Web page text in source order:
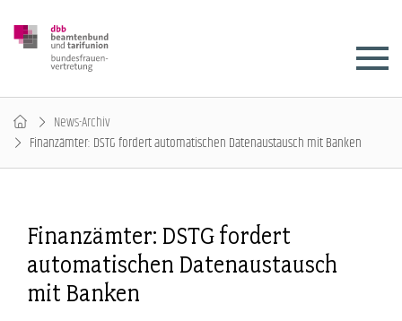
News-Archiv
Finanzämter: DSTG fordert automatischen Datenaustausch mit Banken
Finanzämter: DSTG fordert
automatischen Datenaustausch
mit Banken